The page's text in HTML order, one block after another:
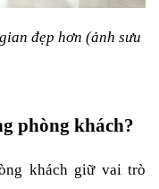
đẹp hơn (ảnh sưu
phòng khách?
khách giữ vai trò